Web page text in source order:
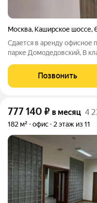
Москва, Каширское шоссе,
Сдается в аренду офисное
парке Домодедовский, В
Арендатора! ЛОКАЦИЯ: -
Домодедовская, Орехово,
Позвонить
777 140 ₽ в месяц 4
182 м² офис 2 этаж из 11